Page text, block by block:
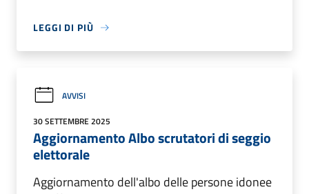
LEGGI DI PIÙ
AVVISI
30 SETTEMBRE 2025
Aggiornamento Albo scrutatori di seggio
elettorale
Aggiornamento dell'albo delle persone idonee